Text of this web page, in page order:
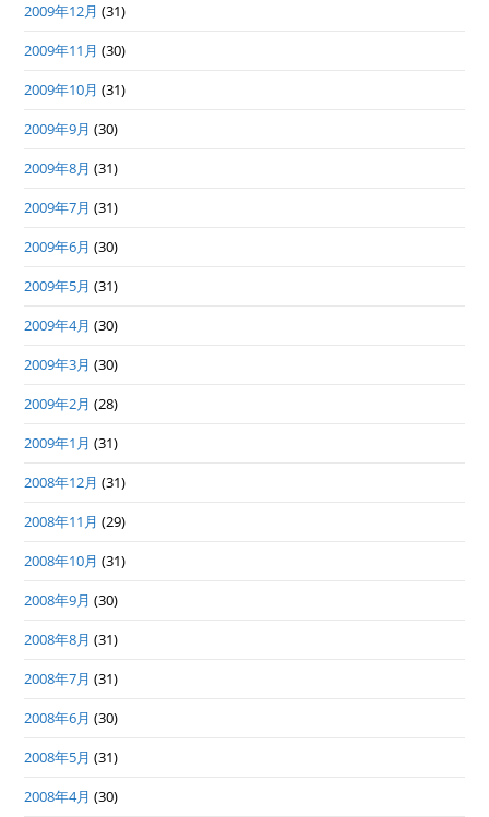
2009年12月 (31)
2009年11月 (30)
2009年10月 (31)
2009年9月 (30)
2009年8月 (31)
2009年7月 (31)
2009年6月 (30)
2009年5月 (31)
2009年4月 (30)
2009年3月 (30)
2009年2月 (28)
2009年1月 (31)
2008年12月 (31)
2008年11月 (29)
2008年10月 (31)
2008年9月 (30)
2008年8月 (31)
2008年7月 (31)
2008年6月 (30)
2008年5月 (31)
2008年4月 (30)